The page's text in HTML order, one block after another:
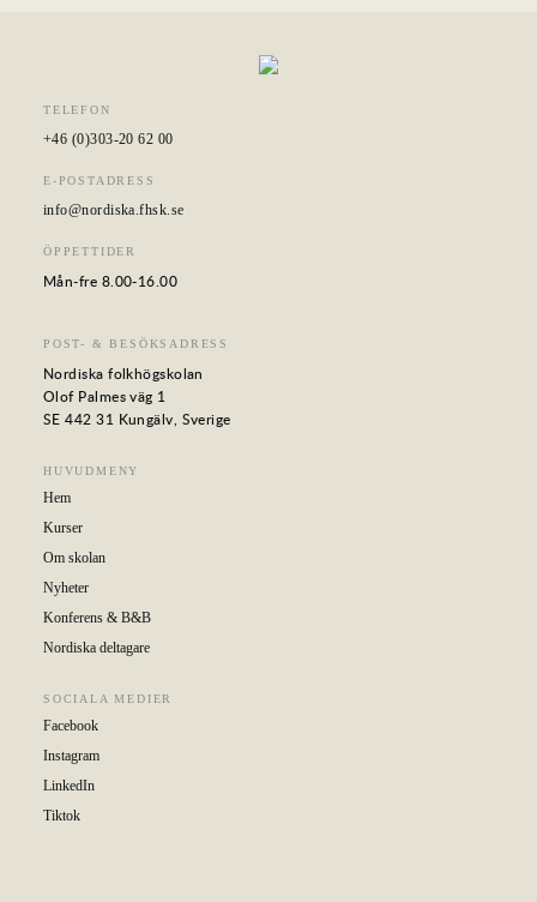
TELEFON
+46 (0)303-20 62 00
E-POSTADRESS
info@nordiska.fhsk.se
ÖPPETTIDER
Mån-fre 8.00-16.00
POST- & BESÖKSADRESS
Nordiska folkhögskolan
Olof Palmes väg 1
SE 442 31 Kungälv, Sverige
HUVUDMENY
Hem
Kurser
Om skolan
Nyheter
Konferens & B&B
Nordiska deltagare
SOCIALA MEDIER
Facebook
Instagram
LinkedIn
Tiktok